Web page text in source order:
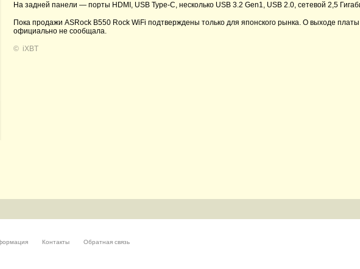
На задней панели — порты HDMI, USB Type-C, несколько USB 3.2 Gen1, USB 2.0, сетевой 2,5
Пока продажи ASRock B550 Rock WiFi подтверждены только для японского рынка. О выходе платы
официально не сообщала.
© iXBT
Контакты Обратная связь